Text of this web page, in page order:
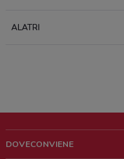
ALATRI
DOVECONVIENE